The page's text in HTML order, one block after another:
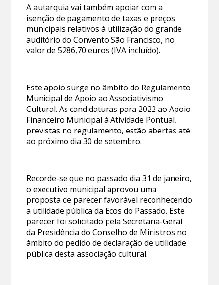
A autarquia vai também apoiar com a
isenção de pagamento de taxas e preços
municipais relativos à utilização do grande
auditório do Convento São Francisco, no
valor de 5286,70 euros (IVA incluído).
Este apoio surge no âmbito do Regulamento
Municipal de Apoio ao Associativismo
Cultural. As candidaturas para 2022 ao Apoio
Financeiro Municipal à Atividade Pontual,
previstas no regulamento, estão abertas até
ao próximo dia 30 de setembro.
Recorde-se que no passado dia 31 de janeiro,
o executivo municipal aprovou uma
proposta de parecer favorável reconhecendo
a utilidade pública da Ecos do Passado. Este
parecer foi solicitado pela Secretaria-Geral
da Presidência do Conselho de Ministros no
âmbito do pedido de declaração de utilidade
pública desta associação cultural.